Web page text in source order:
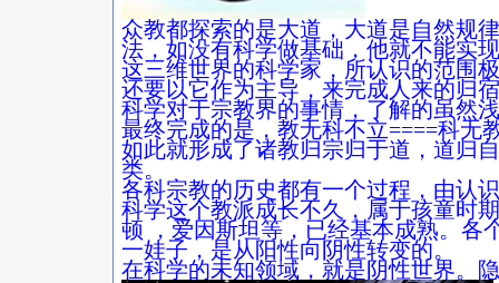
众教都探索的是大道，大道是自然规
法，如没有科学做基础，他就不能实
这三维世界的科学家，所认识的范围
还要以它作为主导，来完成人来的归
科学对于宗教界的事情，了解的虽然
最终完成的是，教无科不立====科无
如此就形成了诸教归宗归于道，道归
类。
各科宗教的历史都有一个过程，由认
科学这个教派成长不久，属于孩童时
顿 ，爱因斯坦等，已经基本成熟。各
一娃子，是从阳性向阴性转变的。
在科学的未知领域，就是阴性世界。